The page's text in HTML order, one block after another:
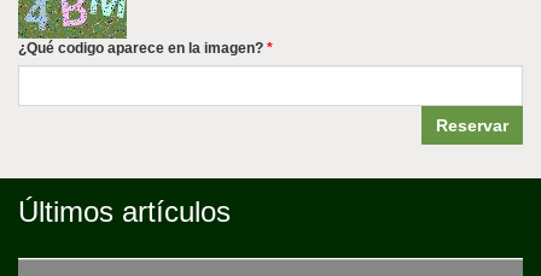
¿Qué codigo aparece en la imagen? *
Reservar
Últimos artículos